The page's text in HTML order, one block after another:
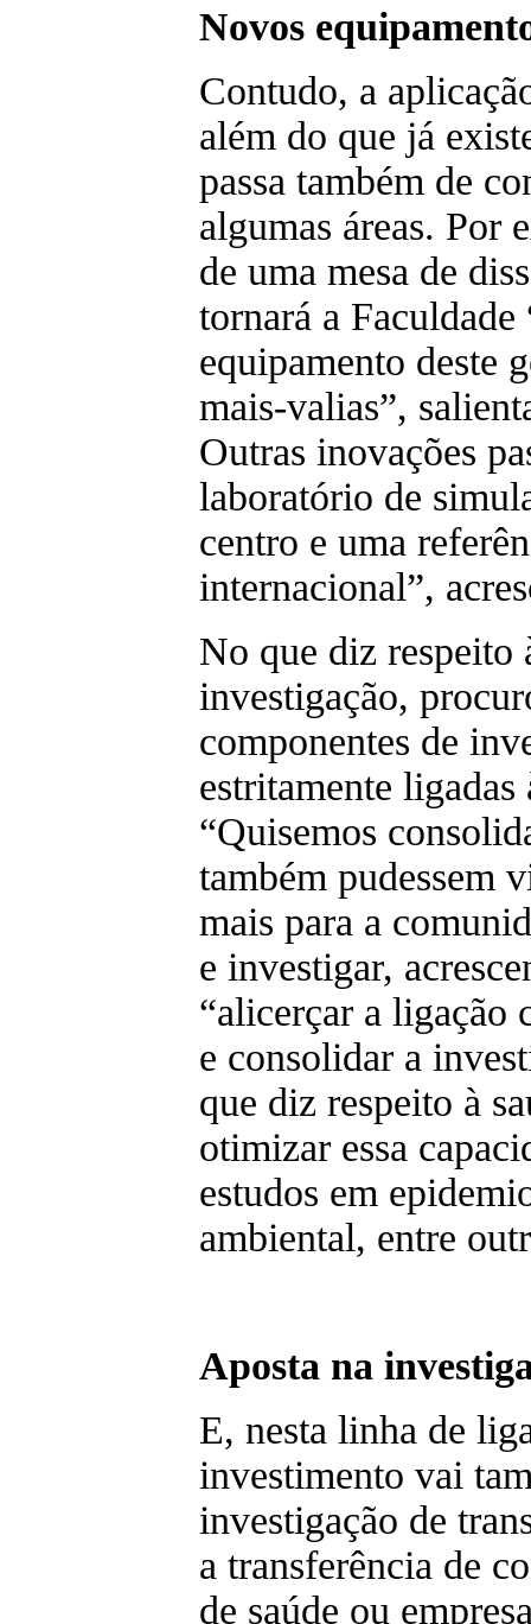
Novos
Contudo, a
além do que já
passa também de
algumas áreas. Por
de uma mesa de
tornará a
equipamento deste
mais-valias”,
Outras inovações
laboratório de
centro e uma
internacional”,
No que diz respeito
investigação,
componentes de
estritamente
“Quisemos
também pudessem
mais para a
e investigar,
“alicerçar a ligação
e consolidar a
que diz respeito à
otimizar essa
estudos em
ambiental, entre
Aposta na
E, nesta linha de
investimento vai
investigação de
a transferência de
de saúde ou